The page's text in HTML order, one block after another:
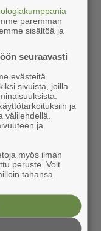
paremman
sisältöä ja
seuraavasti
evästeitä
sivuista, joilla
ja
välilehdellä.
ja
myös ilman
peruste. Voit
tahansa